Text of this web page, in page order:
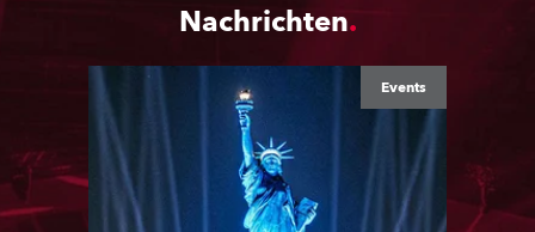
Nachrichten
Events